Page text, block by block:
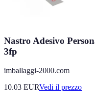
Nastro Adesivo
3fp
imballaggi-2000.com
10.03 EURVedi il prezzo